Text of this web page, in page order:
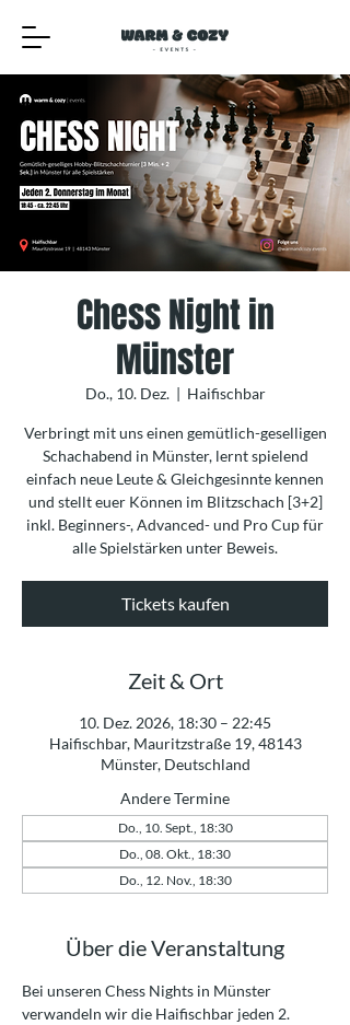
Chess Night in
Münster
Do., 10. Dez.
  |
Haifischbar
Verbringt mit uns einen gemütlich-geselligen
Schachabend in Münster, lernt spielend
einfach neue Leute & Gleichgesinnte kennen
und stellt euer Können im Blitzschach [3+2]
inkl. Beginners-, Advanced- und Pro Cup für
alle Spielstärken unter Beweis.
Tickets kaufen
Zeit & Ort
10. Dez. 2026, 18:30 – 22:45
Haifischbar, Mauritzstraße 19, 48143
Münster, Deutschland
Andere Termine
Do., 10. Sept., 18:30
Do., 08. Okt., 18:30
Do., 12. Nov., 18:30
Über die Veranstaltung
Bei unseren Chess Nights in Münster
verwandeln wir die Haifischbar jeden 2.